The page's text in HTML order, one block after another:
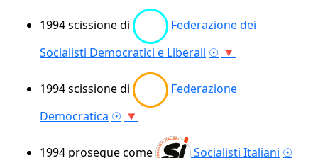
1994scissione di
Federazione dei
Socialisti Democratici e Liberali ☉ 🔻
1994scissione di
Federazione
Democratica ☉ 🔻
1994 prosegue come Socialisti Italiani ☉